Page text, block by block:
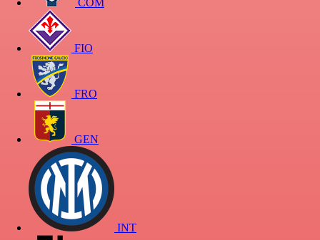
COM
FIO
FRO
GEN
INT